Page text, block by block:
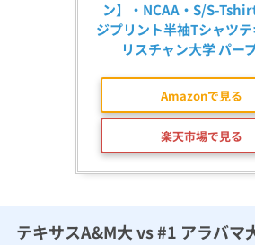
ン】・NCAA・S/S-
ジプリント半袖Tシャツ
リスチャン大学 パー
Amazonで見る
楽天市場で見る
テキサスA&M大 vs #1 アラバマ